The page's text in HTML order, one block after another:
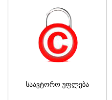
საავტორო უფლება